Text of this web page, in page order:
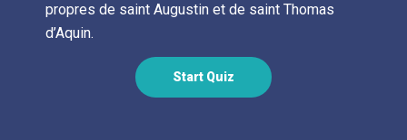
propres de saint Augustin et de saint Thomas
d’Aquin.